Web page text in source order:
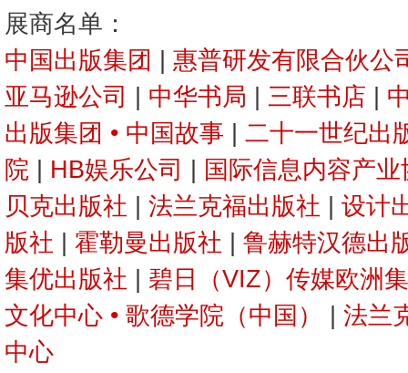
展商名单：
中国出版集团
惠普研发有限合伙公
亚马逊公司
中华书局 三联书店
出版集团 • 中国故事
二十一世纪出
院
HB娱乐公司
国际信息内容产业
贝克出版社
法兰克福出版社
设计
版社
霍勒曼出版社
鲁赫特汉德出
集优出版社
碧日（VIZ）传媒欧洲
文化中心 • 歌德学院（中国）
法兰
中心